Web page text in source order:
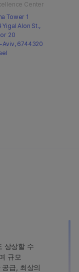
Center
Tower 1
Yigal Alon St.,
20
Aviv, 6744320
상상할 수
규모
급, 최상의